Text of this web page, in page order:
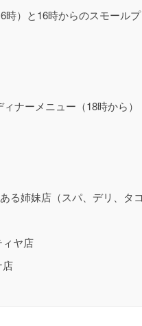
時）と16時からのスモールプ
ナーメニュー（18時から）
る姉妹店（スパ、デリ、タ
ヤ店
店